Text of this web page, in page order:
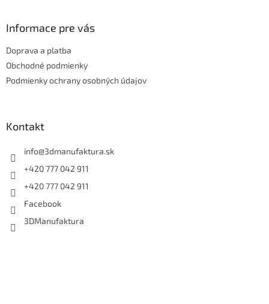
Informace pre vás
Doprava a platba
Obchodné podmienky
Podmienky ochrany osobných údajov
Kontakt
info@3dmanufaktura.sk
+420 777 042 911
+420 777 042 911
Facebook
3DManufaktura